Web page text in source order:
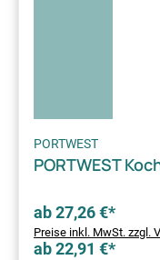
PORTWEST
PORTWEST
ab 27,26 €*
Preise inkl. MwSt. zzgl.
ab 22,91 €*